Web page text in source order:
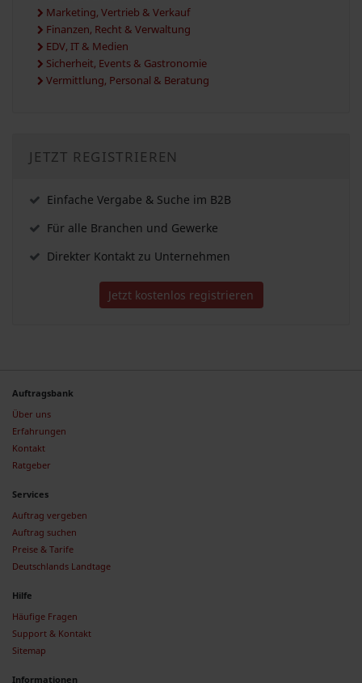
Marketing, Vertrieb & Verkauf
Finanzen, Recht & Verwaltung
EDV, IT & Medien
Sicherheit, Events & Gastronomie
Vermittlung, Personal & Beratung
JETZT REGISTRIEREN
Einfache Vergabe & Suche im B2B
Für alle Branchen und Gewerke
Direkter Kontakt zu Unternehmen
Jetzt kostenlos registrieren
Auftragsbank
Über uns
Erfahrungen
Kontakt
Ratgeber
Services
Auftrag vergeben
Auftrag suchen
Preise & Tarife
Deutschlands Landtage
Hilfe
Häufige Fragen
Support & Kontakt
Sitemap
Informationen